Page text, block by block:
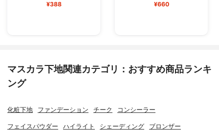
¥388 ¥660
マスカラ下地関連カテゴリ：おすすめ商品ランキ
ング
化粧下地 ファンデーション チーク コンシーラー
フェイスパウダー ハイライト シェーディング ブロンザー